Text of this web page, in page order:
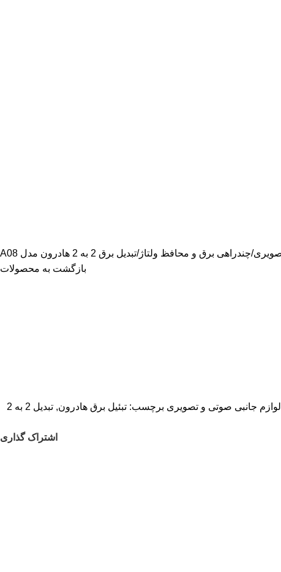
چندراهی برق و محافظ ولتاژ تبدیل برق 2 به 2 هادرون مدل A08
بازگشت به محصولات
لوازم جانبی صوتی و تصویری برچسب: تبئیل برق هادرون,
تبدیل 2 به 2
اشتراک گذاری